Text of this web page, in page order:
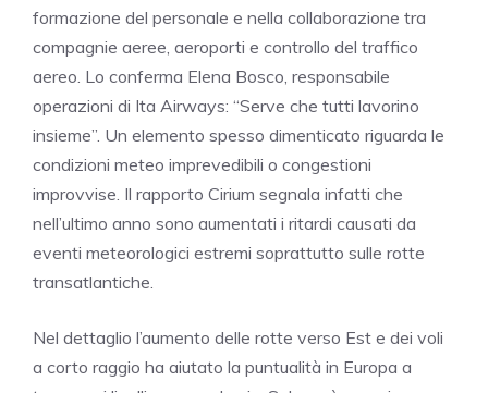
formazione del personale e nella collaborazione tra
compagnie aeree, aeroporti e controllo del traffico
aereo. Lo conferma Elena Bosco, responsabile
operazioni di Ita Airways: “Serve che tutti lavorino
insieme”. Un elemento spesso dimenticato riguarda le
condizioni meteo imprevedibili o congestioni
improvvise. Il rapporto Cirium segnala infatti che
nell’ultimo anno sono aumentati i ritardi causati da
eventi meteorologici estremi soprattutto sulle rotte
transatlantiche.
Nel dettaglio l’aumento delle rotte verso Est e dei voli
a corto raggio ha aiutato la puntualità in Europa a